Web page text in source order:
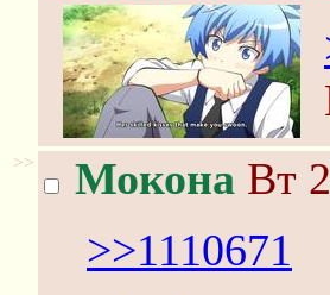
>> Мокона Вт
>>1110671